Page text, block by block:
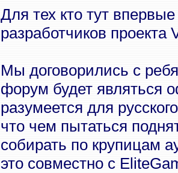
Для тех кто тут
разработчиков проекта
Мы договорились с
форум будет
разумеется для
что чем пытаться
собирать по крупицам
это совместно с